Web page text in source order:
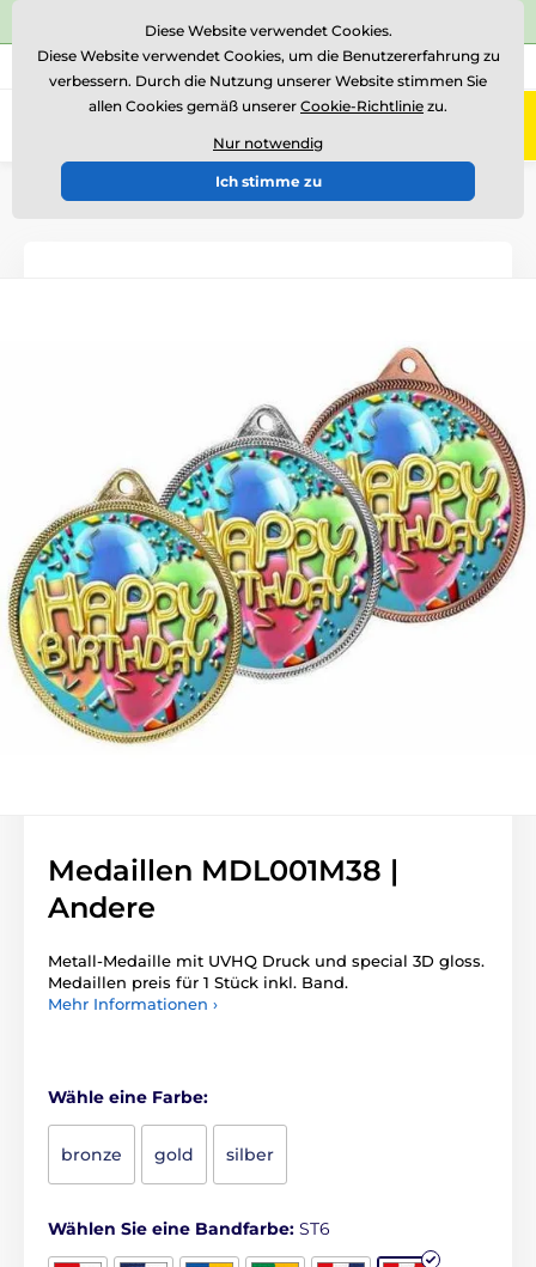
⭐Siehe 504 verifizierte Bewertungen auf
Rufen Sie uns an (Mo-Fr 15-18) +43 676 361 37 22
0
Einführung
Medaillen aus Metall
Medaillen MDL001M38 |
Andere
Metall-Medaille mit UVHQ Druck und special 3D gloss.
Medaillen preis für 1 Stück inkl. Band.
Mehr Informationen ›
Wähle eine Farbe:
bronze gold silber
Wählen Sie eine Bandfarbe: ST6
Diese Website verwendet Cookies.
Diese Website verwendet Cookies, um die Benutzererfahrung zu
verbessern. Durch die Nutzung unserer Website stimmen Sie
allen Cookies gemäß unserer Cookie-Richtlinie zu.
Nur notwendig
Ich stimme zu